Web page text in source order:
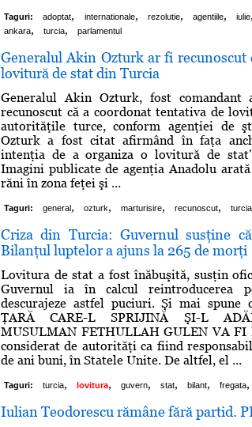
Taguri: adoptat, internationale, rezolutie, agentiile, iulie,
ankara, turcia, parlamentul
Generalul Akin Ozturk ar fi recunoscut
lovitură de stat din Turcia
Generalul Akin Ozturk, fost
recunoscut că a coordonat tentativa de
autorităţile turce, conform agenţiei de
Ozturk a fost citat afirmând în faţa
intenţia de a organiza o lovitură de
Imagini publicate de agenţia Anadolu
răni în zona feţei şi ...
Taguri: general, ozturk, marturisire, recunoscut, turcia
Criza din Turcia: Guvernul susţine
Bilanţul luptelor a ajuns la 265 de morţi
Lovitura de stat a fost înăbuşită, susţin
Guvernul ia în calcul reintroducerea
descurajeze astfel puciuri. Şi mai spune
ŢARĂ CARE-L SPRIJINĂ ŞI-L
MUSULMAN FETHULLAH GULEN VA FI
considerat de autorităţi ca fiind
de ani buni, în Statele Unite. De altfel, el ...
Taguri: turcia, lovitura, guvern, stat, bilant, fregata,
Iulian Teodorescu rămâne fără partid.